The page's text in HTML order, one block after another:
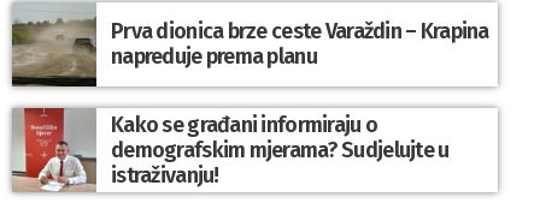
Prva dionica brze ceste Varaždin – Krapina
napreduje prema planu
Kako se građani informiraju o
demografskim mjerama? Sudjelujte u
istraživanju!